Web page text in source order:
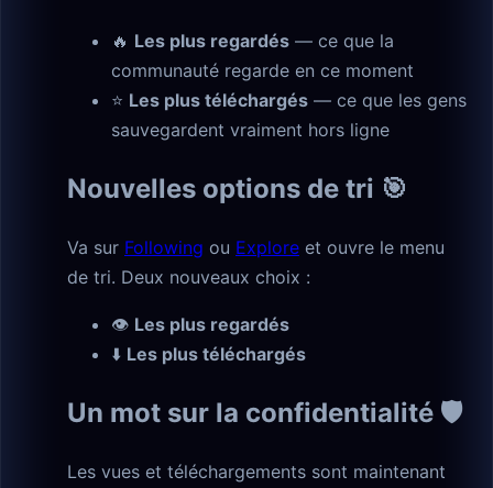
🔥 Les plus regardés — ce que la
communauté regarde en ce moment
⭐ Les plus téléchargés — ce que les gens
sauvegardent vraiment hors ligne
Nouvelles options de tri 🎯
Va sur Following ou Explore et ouvre le menu
de tri. Deux nouveaux choix :
👁 Les plus regardés
⬇️ Les plus téléchargés
Un mot sur la confidentialité 🛡
Les vues et téléchargements sont maintenant